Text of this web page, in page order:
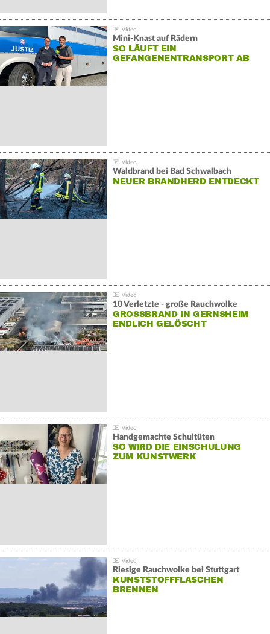
Mini-Knast auf Rädern
SO LÄUFT EIN
GEFANGENENTRANSPORT AB
Waldbrand bei Bad Schwalbach
NEUER BRANDHERD ENTDECKT
10 Verletzte - große Rauchwolke
GROSSBRAND IN GERNSHEIM E
NDLICH GELÖSCHT
Handgemachte Schultüten
SO WIRD DIE EINSCHULUNG
ZUM KUNSTWERK
Riesige Rauchwolke bei Stuttgart
KUNSTSTOFFFLASCHEN
BRENNEN